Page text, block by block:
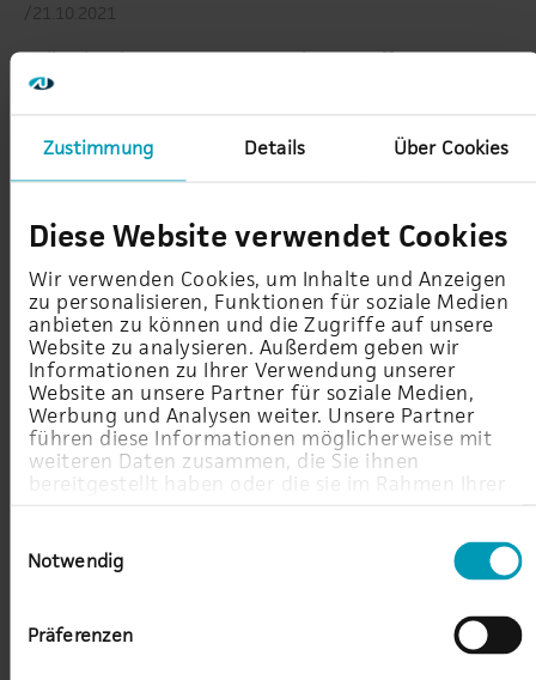
Zustimmung Details Über Cookies
Diese Website verwendet Cookies
Wir verwenden Cookies, um Inhalte und Anzeigen
zu personalisieren, Funktionen für soziale Medien
anbieten zu können und die Zugriffe auf unsere
Website zu analysieren. Außerdem geben wir
Informationen zu Ihrer Verwendung unserer
Website an unsere Partner für soziale Medien,
Werbung und Analysen weiter. Unsere Partner
führen diese Informationen möglicherweise mit
weiteren Daten zusammen, die Sie ihnen
bereitgestellt haben oder die sie im Rahmen Ihrer
Notwendig
Präferenzen
/21.10.2021
Volle Absicherung gegen gezielte Angriffe von innen
und außen? Ohne zusätzliche Kosten? Geht nicht?
Kundenreferenz – Performance-Boost
für Software-Entwicklung
Die unterschiedlichen Anforderungen hinsichtlich